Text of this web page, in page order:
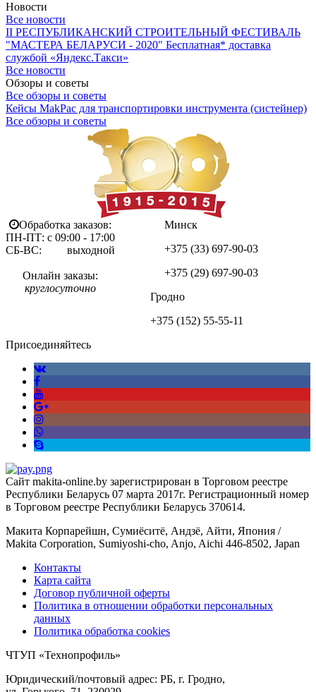
Новости
Все новости
II РЕСПУБЛИКАНСКИЙ СТРОИТЕЛЬНЫЙ ФЕСТИВАЛЬ
"МАСТЕРА БЕЛАРУСИ - 2020" Бесплатная* доставка
службой «Яндекс.Такси»
Все новости
Обзоры и советы
Все обзоры и советы
Кейсы MakPac для транспортировки инструмента (систейнер)
Все обзоры и советы
Обработка заказов:
ПН-ПТ: с 09:00 - 17:00
СБ-ВС: выходной
Онлайн заказы:
круглосуточно
Минск
+375 (33) 697-90-03
+375 (29) 697-90-03
Гродно
+375 (152) 55-55-11
Присоединяйтесь
Сайт makita-online.by зарегистрирован в Торговом реестре
Республики Беларусь 07 марта 2017г. Регистрационный номер
в Торговом реестре Республики Беларусь 370614.
Макита Корпарейшн, Сумиёситё, Андзё, Айти, Япония /
Makita Corporation, Sumiyoshi-cho, Anjo, Aichi 446-8502, Japan
Контакты
Карта сайта
Договор публичной оферты
Политика в отношении обработки персональных
данных
Политика обработка cookies
ЧТУП «Технопрофиль»
Юридический/почтовый адрес: РБ, г. Гродно,